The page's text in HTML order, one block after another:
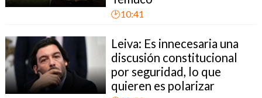
🕑10:41
Leiva: Es innecesaria una
discusión constitucional
por seguridad, lo que
quieren es polarizar